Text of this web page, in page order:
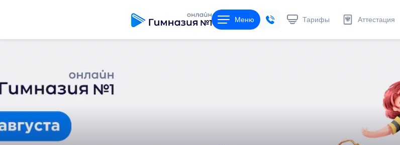
Меню Тарифы Аттестация